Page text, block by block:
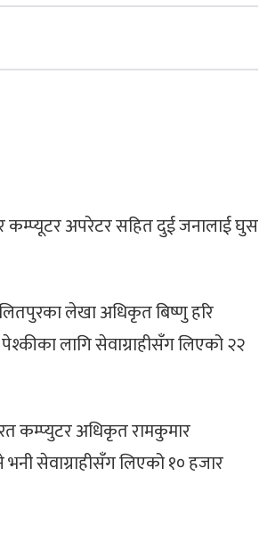
अपरेटर सहित दुई जनालाई घुस
लेखा अधिकृत बिष्णु हरि
लागि सेवाग्राहीसँग लिएको २२
कम्प्युटर अधिकृत रामकुमार
भनी सेवाग्राहीसँग लिएको १० हजार